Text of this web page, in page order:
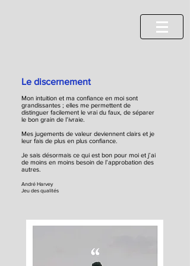
Le discernement
Mon intuition et ma confiance en moi sont
grandissantes ; elles me permettent de
distinguer facilement le vrai du faux, de séparer
le bon grain de l’ivraie.
Mes jugements de valeur deviennent clairs et je
leur fais de plus en plus confiance.
Je sais désormais ce qui est bon pour moi et j’ai
de moins en moins besoin de l’approbation des
autres.
André Harvey
Jeu des qualités